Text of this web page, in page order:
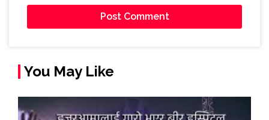
You May Like